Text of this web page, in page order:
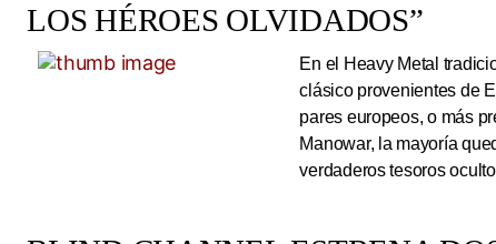
LOS HÉROES OLVIDADOS”
En el Heavy Metal
clásico provenientes de
pares europeos, o más
Manowar, la mayoría
verdaderos tesoros